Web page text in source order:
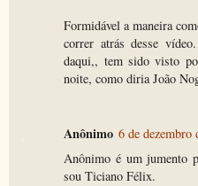
Formidável a maneira
correr atrás desse
daqui,, tem sido visto
noite, como diria João
Anônimo 6 de dezembro
Anônimo é um jumento
sou Ticiano Félix.